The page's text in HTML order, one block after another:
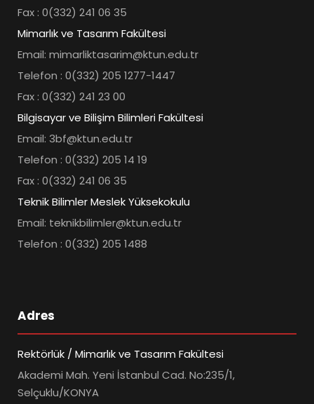
Fax : 0(332) 241 06 35
Mimarlık ve Tasarım Fakültesi
Email: mimarliktasarim@ktun.edu.tr
Telefon : 0(332) 205 1277-1447
Fax : 0(332) 241 23 00
Bilgisayar ve Bilişim Bilimleri Fakültesi
Email: 3bf@ktun.edu.tr
Telefon : 0(332) 205 14 19
Fax : 0(332) 241 06 35
Teknik Bilimler Meslek Yüksekokulu
Email: teknikbilimler@ktun.edu.tr
Telefon : 0(332) 205 1488
Adres
Rektörlük / Mimarlık ve Tasarım Fakültesi
Akademi Mah. Yeni İstanbul Cad. No:235/1,
Selçuklu/KONYA